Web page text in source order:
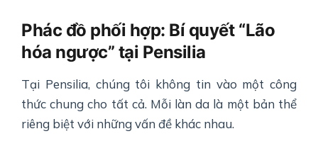
Phác đồ phối hợp: Bí quyết “Lão
hóa ngược” tại Pensilia
Tại Pensilia, chúng tôi không tin vào một công
thức chung cho tất cả. Mỗi làn da là một bản thể
riêng biệt với những vấn đề khác nhau.